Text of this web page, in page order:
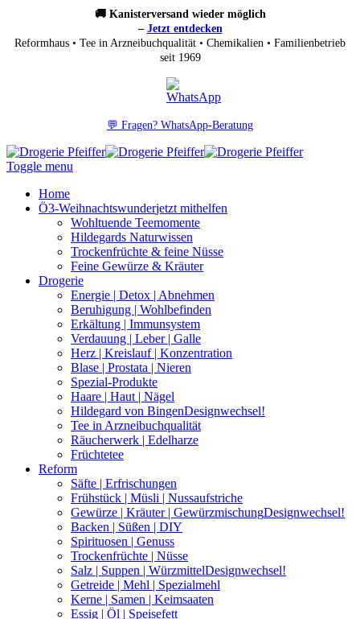
🚚 Kanisterversand wieder möglich
– Jetzt entdecken
Reformhaus • Tee in Arzneibuchqualität • Chemikalien • Familienbetrieb
seit 1969
💬 Fragen? WhatsApp-Beratung
Toggle menu
Home
Ö3-Weihnachtswunderjetzt mithelfen
Wohltuende Teemomente
Hildegards Naturwissen
Trockenfrüchte & feine Nüsse
Feine Gewürze & Kräuter
Drogerie
Energie | Detox | Abnehmen
Beruhigung | Wohlbefinden
Erkältung | Immunsystem
Verdauung | Leber | Galle
Herz | Kreislauf | Konzentration
Blase | Prostata | Nieren
Spezial-Produkte
Haare | Haut | Nägel
Hildegard von BingenDesignwechsel!
Tee in Arzneibuchqualität
Räucherwerk | Edelharze
Früchtetee
Reform
Säfte | Erfrischungen
Frühstück | Müsli | Nussaufstriche
Gewürze | Kräuter | GewürzmischungDesignwechsel!
Backen | Süßen | DIY
Spirituosen | Genuss
Trockenfrüchte | Nüsse
Salz | Suppen | WürzmittelDesignwechsel!
Getreide | Mehl | Spezialmehl
Kerne | Samen | Keimsaaten
Essig | Öl | Speisefett